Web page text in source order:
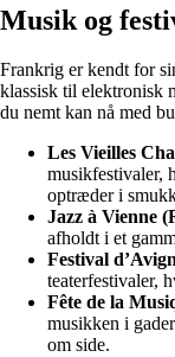
Musik og
Frankrig er kendt for
klassisk til elektronisk
du nemt kan nå med
Les Vieilles
musikfestivaler,
optræder i
Jazz à Vienne
afholdt i et
Festival
teaterfestivaler,
Fête de la
musikken i
om side.